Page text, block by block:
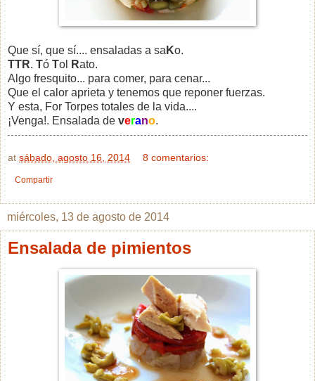
Que sí, que sí.... ensaladas a sa Ko.
TTR. Tó Tol Rato.
Algo fresquito... para comer, para cenar...
Que el calor aprieta y tenemos que reponer fuerzas.
Y esta, For Torpes totales de la vida....
¡Venga!. Ensalada de verano.
at sábado, agosto 16, 2014 8 comentarios:
Compartir
miércoles, 13 de agosto de 2014
Ensalada de pimientos